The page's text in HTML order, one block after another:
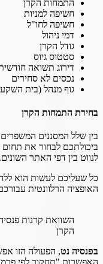
התמחות הקרן
חשיפה למניות
חשיפה לחו"ל
דמי ניהול
גודל הקרן
סטטוס גיוס
דירוג תשואה
נכסים לא סחירים
גוף מנהל (בית
בחירת התמחות הקרן
בין שלל המסננים
ביכולתכם לבחור את
לנווט בין דפי האתר השונים.
כל שעליכם לעשות הוא
האופציה הרלוונטית
השוואת קרנות
הקרן
בפנסיה נט, הפעולה הזו